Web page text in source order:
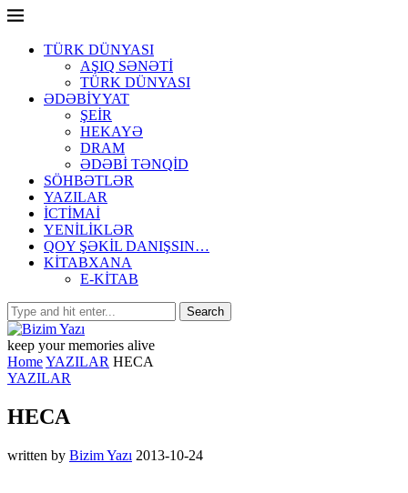
TÜRK DÜNYASI
AŞIQ SƏNƏTİ
TÜRK DÜNYASI
ƏDƏBİYYAT
ŞEİR
HEKAYƏ
DRAM
ƏDƏBİ TƏNQİD
SÖHBƏTLƏR
YAZILAR
İCTİMAİ
YENİLİKLƏR
QOY ŞƏKİL DANIŞSIN…
KİTABXANA
E-KİTAB
keep your memories alive
HomeYAZILAR HECA
YAZILAR
HECA
written by Bizim Yazı 2013-10-24